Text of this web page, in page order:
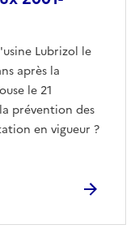
Lubrizol le
après la
le 21
prévention des
en vigueur ?